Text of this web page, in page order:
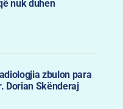
nuk duhen
zbulon para
Dorian Skënderaj